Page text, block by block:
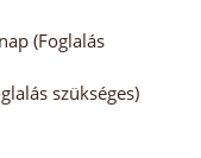
(Foglalás
szükséges)